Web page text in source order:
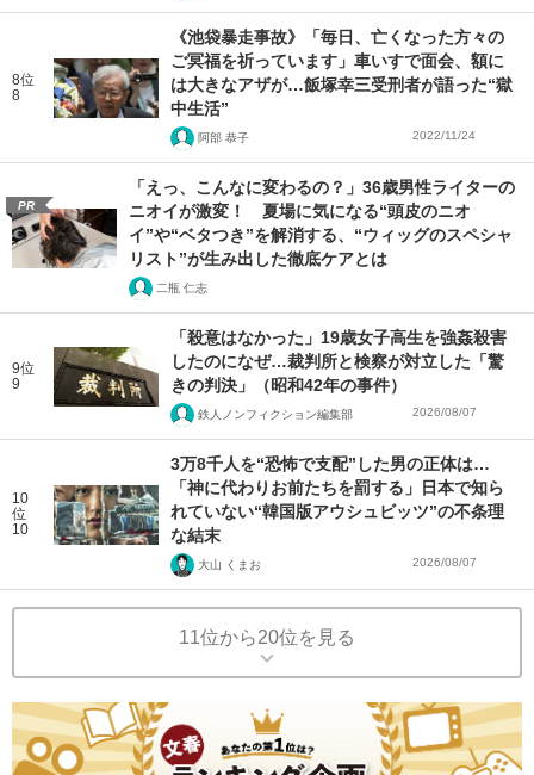
8位
8
《池袋暴走事故》「毎日、亡くなった方々の
ご冥福を祈っています」車いすで面会、額に
は大きなアザが…飯塚幸三受刑者が語った“獄
中生活”
阿部 恭子 2022/11/24
PR
「えっ、こんなに変わるの？」36歳男性ライターの
ニオイが激変！ 夏場に気になる“頭皮のニオ
イ”や“ベタつき”を解消する、“ウィッグのスペシャ
リスト”が生み出した徹底ケアとは
二瓶 仁志
9位
9
「殺意はなかった」19歳女子高生を強姦殺害
したのになぜ…裁判所と検察が対立した「驚
きの判決」（昭和42年の事件）
鉄人ノンフィクション編集部 2026/08/07
10
位
10
3万8千人を“恐怖で支配”した男の正体は…
「神に代わりお前たちを罰する」日本で知ら
れていない“韓国版アウシュビッツ”の不条理
な結末
大山 くまお 2026/08/07
11位から20位を見る